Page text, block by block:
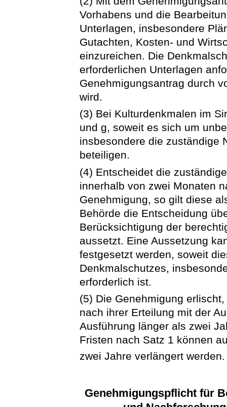
Vorhabens und die
Unterlagen, insbesondere
Gutachten, Kosten- und
einzureichen. Die
erforderlichen Unterlagen
Genehmigungsantrag durch
wird.
(3) Bei Kulturdenkmalen im
und g, soweit es sich um
insbesondere die zuständige
beteiligen.
(4) Entscheidet die
innerhalb von zwei Monaten
Genehmigung, so gilt diese
Behörde die Entscheidung
Berücksichtigung der
aussetzt. Eine Aussetzung
festgesetzt werden, soweit
Denkmalschutzes,
erforderlich ist.
(5) Die Genehmigung
nach ihrer Erteilung mit der
Ausführung länger als zwei
Fristen nach Satz 1 können
zwei Jahre verlängert
Genehmigungspflicht für